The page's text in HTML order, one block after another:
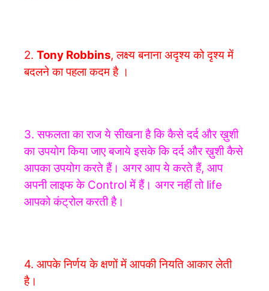
2. Tony Robbins,लक्ष्य बनाना अदृश्य को दृश्य में
बदलने का पहला कदम है ।
3. सफलता का राज ये सीखना है कि कैसे दर्द और ख़ुशी
का उपयोग किया जाए बजाये इसके कि दर्द और ख़ुशी कैसे
आपका उपयोग करते हैं। अगर आप ये करते हैं, आप
अपनी लाइफ के Control में हैं। अगर नहीं तो life
आपको कंट्रोल करती है।
4. आपके निर्णय के क्षणों में आपकी नियति आकार लेती
है।